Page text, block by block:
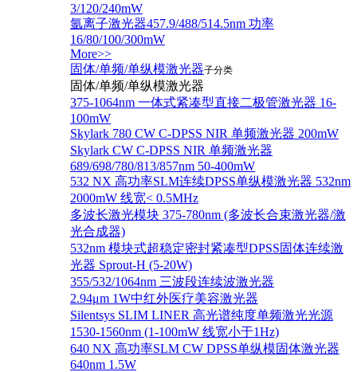
3/120/240mW
氩离子激光器457.9/488/514.5nm 功率
16/80/100/300mW
More>>
固体/单频/单纵模激光器子分类
固体/单频/单纵模激光器
375-1064nm 一体式紧凑型直接二极管激光器 16-
100mW
Skylark 780 CW C-DPSS NIR 单频激光器 200mW
Skylark CW C-DPSS NIR 单频激光器
689/698/780/813/857nm 50-400mW
532 NX 高功率SLM连续DPSS单纵模激光器 532nm
2000mW 线宽< 0.5MHz
多波长激光模块 375-780nm (多波长合束激光器/激
光合成器)
532nm 模块式超稳定密封紧凑型DPSS固体连续激
光器 Sprout-H (5-20W)
355/532/1064nm 三波段连续波激光器
2.94μm 1W中红外医疗美容激光器
Silentsys SLIM LINER 高光谱纯度单频激光光源
1530-1560nm (1-100mW 线宽小于1Hz)
640 NX 高功率SLM CW DPSS单纵模固体激光器
640nm 1.5W